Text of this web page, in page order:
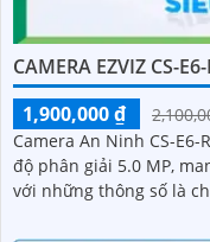
CAMERA EZVIZ CS-
1,900,000 ₫
Camera An Ninh CS-
độ phân giải 5.0 MP, mang
với những thông số là